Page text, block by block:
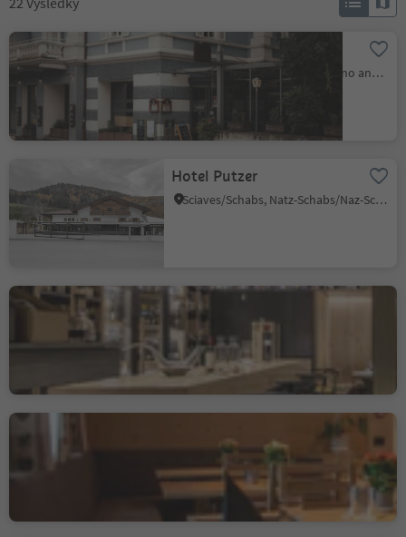
Ristorante Lanahof
Lana/Lana, Lana, Meran/Merano and environs
Hotel Putzer
Sciaves/Schabs, Natz-Schabs/Naz-Sciaves, Brixen/Bressanone and environs
Vinothek Vitis
San Vigilio, Al Plan/San Vigilio, Dolomites Region Kronplatz/Plan de Corones